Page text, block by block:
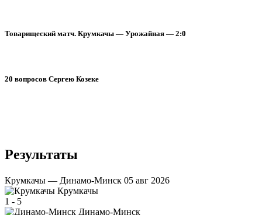
Товарищеский матч. Крумкачы — Урожайная — 2:0
20 вопросов Сергею Козеке
Результаты
Крумкачы — Динамо-Минск 05 авг 2026
Крумкачы
1 - 5
Динамо-Минск